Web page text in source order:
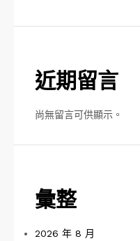
近期留言
尚無留言可供顯示。
彙整
2026 年 8 月